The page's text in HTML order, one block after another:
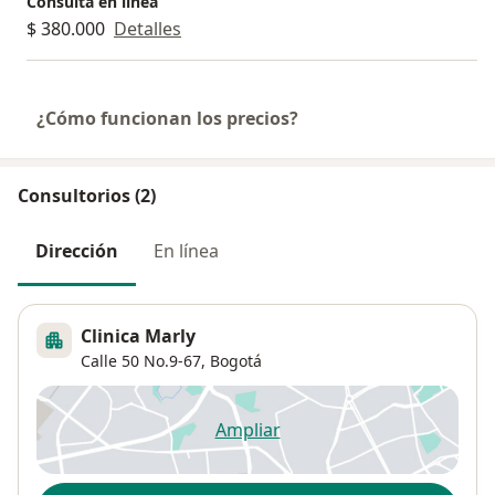
Entre los motivos de consulta más frecuentes se
encuentran la evaluación de lunares, manchas en
infecciones cutáneas, enfermedades del cabello,
enfermedades internas que pueden reflejarse en
la piel.
Una valoración realizada a tiempo puede hacer la
manera temprana o permitir que avance sin ser
detectada.
Si presenta cambios en su piel, lesiones que no
desaparecen, picazón persistente, caída del
cabello, alteraciones en las uñas o cualquier otro
síntoma que le genere preocupación, no espere a
que evolucione.
$ 380.000 Detalles
¿Cómo funcionan los precios?
Consultorios (2)
Dirección En línea
Clinica Marly
Calle 50 No.9-67, Bogotá
Ampliarse abre en una nueva